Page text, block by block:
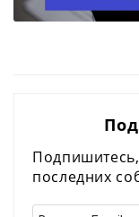
последних